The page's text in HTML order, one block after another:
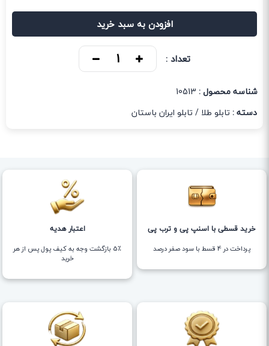
افزودن به سبد خرید
تعداد :
شناسه محصول : 10513
دسته : تابلو طلا / تابلو ایران باستان
خرید قسطی با اسنپ پی و ترب پی
پرداخت در 4 قسط با سود صفر درصد
اعتبار هدیه
5٪ بازگشت وجه به کیف پول پس از هر
خرید